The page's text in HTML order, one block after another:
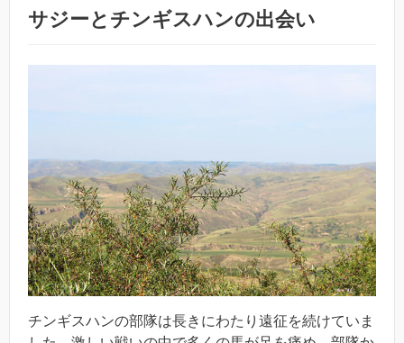
サジーとチンギスハンの出会い
チンギスハンの部隊は長きにわたり遠征を続けていま